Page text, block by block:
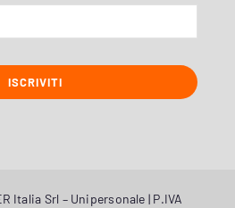
ISCRIVITI
Italia Srl – Unipersonale | P.IVA